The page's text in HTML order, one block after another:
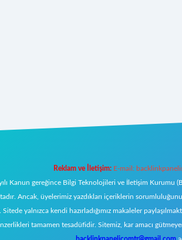
Reklam ve İletişim: E-mail:
Kanun gereğince Bilgi Teknolojileri ve İletişim Kurumu
Ancak, üyelerimiz yazdıkları içeriklerin
Sitede yalnızca kendi hazırladığımız makaleler
tamamen tesadüfidir. Sitemiz, kar amacı